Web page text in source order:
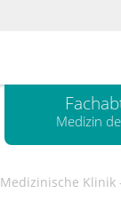
Medizin
Medizinische Klinik